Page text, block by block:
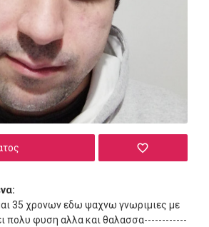
35 χρονων εδω ψαχνω γνωριμιες με
πολυ φυση αλλα και θαλασσα------------